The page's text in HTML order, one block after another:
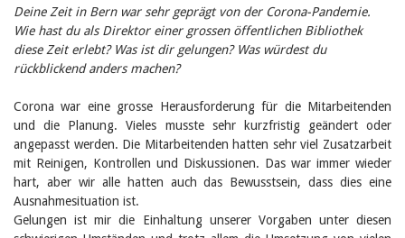
Ursula Strahm
Sandra Dettwyler
Sibylle Birrer
Javier Lopez
Céline Graf
Andrea Grichting
Therese von Weissenfluh
Nicole Rothen
Manuela Nyffeler-Lanker
Alle Autoren
Archiv
Juli 2026
Deine Zeit in Bern war sehr geprägt von der Corona-Pandemie.
Wie hast du als Direktor einer grossen öffentlichen Bibliothek
diese Zeit erlebt? Was ist dir gelungen? Was würdest du
rückblickend anders machen?
Corona war eine grosse Herausforderung für die Mitarbeitenden
und die Planung. Vieles musste sehr kurzfristig geändert oder
angepasst werden. Die Mitarbeitenden hatten sehr viel Zusatzarbeit
mit Reinigen, Kontrollen und Diskussionen. Das war immer wieder
hart, aber wir alle hatten auch das Bewusstsein, dass dies eine
Ausnahmesituation ist.
Gelungen ist mir die Einhaltung unserer Vorgaben unter diesen